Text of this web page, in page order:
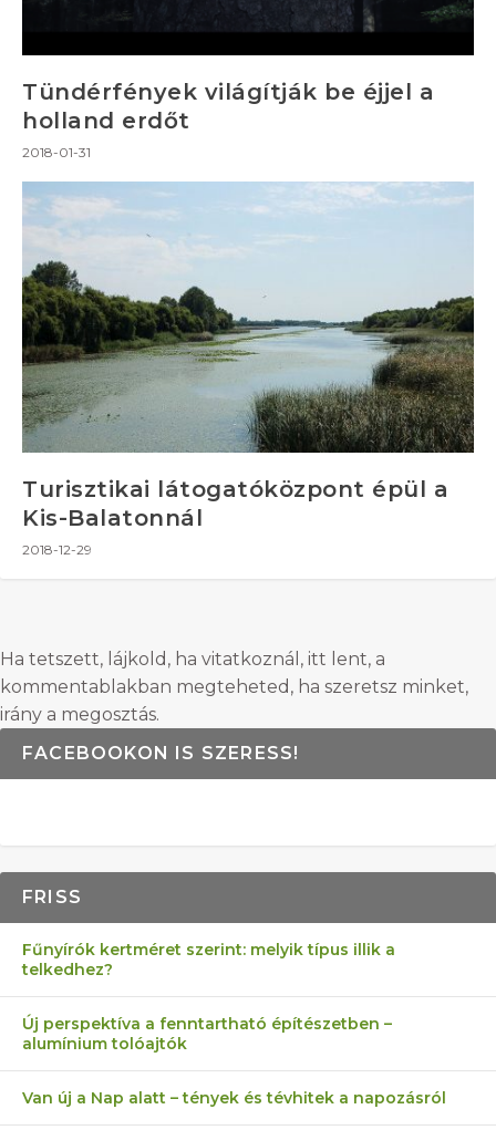
Tündérfények világítják be éjjel a
holland erdőt
2018-01-31
Turisztikai látogatóközpont épül a
Kis-Balatonnál
2018-12-29
Ha tetszett, lájkold, ha vitatkoznál, itt lent, a
kommentablakban megteheted, ha szeretsz minket,
irány a megosztás.
FACEBOOKON IS SZERESS!
FRISS
Fűnyírók kertméret szerint: melyik típus illik a
telkedhez?
Új perspektíva a fenntartható építészetben –
alumínium tolóajtók
Van új a Nap alatt – tények és tévhitek a napozásról